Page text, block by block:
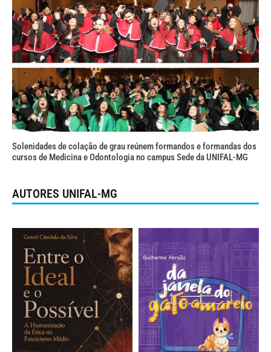
Solenidades de colação de grau reúnem formandos e formandas dos
cursos de Medicina e Odontologia no campus Sede da UNIFAL-MG
AUTORES UNIFAL-MG